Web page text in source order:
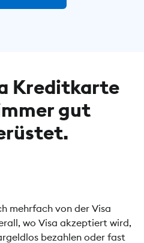
Kreditkarte
gut
mehrfach von der Visa
wo Visa akzeptiert wird,
bezahlen oder fast